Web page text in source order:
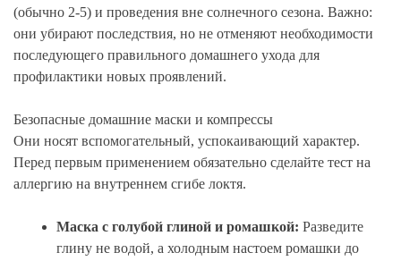
(обычно 2-5) и проведения вне солнечного сезона. Важно:
они убирают последствия, но не отменяют необходимости
последующего правильного домашнего ухода для
профилактики новых проявлений.
Безопасные домашние маски и компрессы
Они носят вспомогательный, успокаивающий характер.
Перед первым применением обязательно сделайте тест на
аллергию на внутреннем сгибе локтя.
Маска с голубой глиной и ромашкой: Разведите
глину не водой, а холодным настоем ромашки до